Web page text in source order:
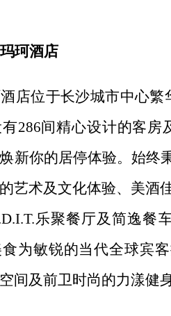
珂酒店
店位于长沙城市中心
286间精心设计的客
新你的居停体验。始终
艺术及文化体验、美酒
乐聚餐厅及简逸餐
为敏锐的当代全球宾
及前卫时尚的力漾健身